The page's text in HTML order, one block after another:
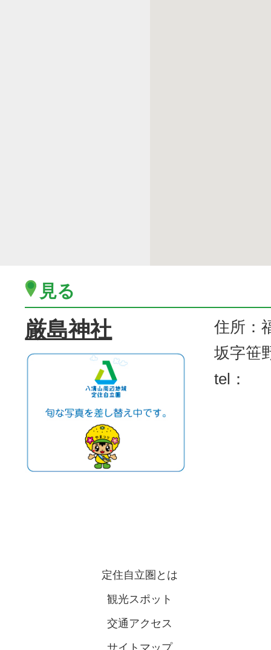
見る
厳島神社
住所：
坂字笹
tel：
定住自立圏とは
観光スポット
交通アクセス
サイトマップ